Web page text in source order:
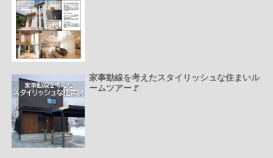
家事動線を考えたスタイリッシュな住まいル
ームツアー🚩